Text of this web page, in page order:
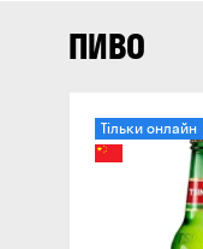
ПИВО
Тільки онлайн